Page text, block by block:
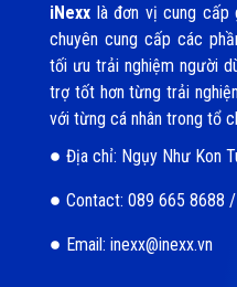
iNexx là đơn vị cung cấp
chuyên cung cấp các
tối ưu trải nghiệm người
trợ tốt hơn từng trải
với từng cá nhân trong tổ
Địa chỉ: Ngụy Như Kon
Contact: 089 665 8688
Email: inexx@inexx.vn